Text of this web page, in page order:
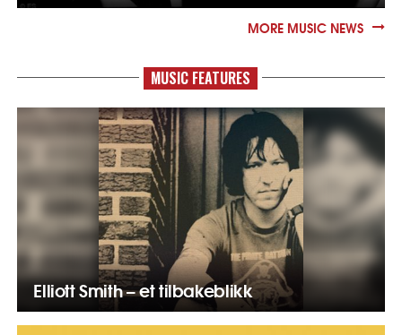
MORE MUSIC NEWS
MUSIC FEATURES
Elliott Smith – et tilbakeblikk